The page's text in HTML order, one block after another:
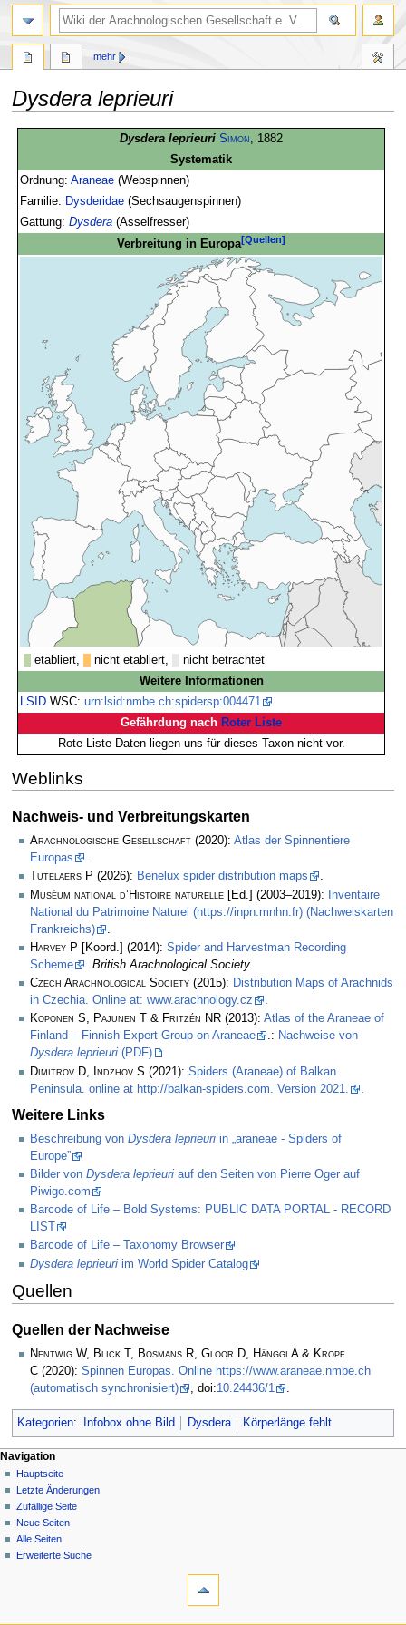
Dysdera leprieuri
springen
springen
Dysdera leprieuri Simon , 1882
Systematik
Ordnung:Araneae (Webspinnen)
Familie: Dysderidae (Sechsaugenspinnen)
Gattung:Dysdera (Asselfresser)
Verbreitung in Europa[Quellen]
etabliert, nicht etabliert,
nicht betrachtet
Weitere Informationen
LSID WSC:urn:lsid:nmbe.ch:spidersp:004471
Gefährdung nach Roter Liste
Rote Liste-Daten liegen uns für dieses Taxon nicht vor.
Weblinks
Nachweis- und Verbreitungskarten
Arachnologische Gesellschaft (2020): Atlas der Spinnentiere
Europas
.
Tutelaers P (2026): Benelux spider distribution maps
.
Muséum national d’Histoire naturelle [Ed.] (2003–2019):
Inventaire
National du Patrimoine Naturel (https://inpn.mnhn.fr) (Nachweiskarten
Frankreichs)
Harvey P [Koord.] (2014): Spider and Harvestman Recording
Scheme
. British Arachnological Society.
Czech Arachnological Society (2015): Distribution Maps of Arachnids
in Czechia. Online at: www.arachnology.cz
.
Koponen S, Pajunen T & Fritzén NR (2013): Atlas of the Araneae of
Finland – Finnish Expert Group on Araneae
.: Nachweise von
Dysdera leprieuri (PDF)
Dimitrov D, Indzhov S (2021): Spiders (Araneae) of Balkan
Peninsula. online at http://balkan-spiders.com. Version 2021.
Weitere Links
Beschreibung von Dysdera leprieuri in „araneae - Spiders of
Europe”
Bilder von Dysdera leprieuri auf den Seiten von Pierre Oger auf
Piwigo.com
Barcode of Life – Bold Systems: PUBLIC DATA PORTAL - RECORD
LIST
Barcode of Life – Taxonomy Browser
Dysdera leprieuri im World Spider Catalog
Quellen
Quellen der Nachweise
Nentwig W, Blick T, Bosmans R, Gloor D, Hänggi A & Kropf
C (2020): Spinnen Europas. Online https://www.araneae.nmbe.ch
(automatisch synchronisiert)
, doi:10.24436/1 .
Kategorien: Infobox ohne Bild Dysdera Körperlänge fehlt
mehr
Navigation
Hauptseite
Letzte Änderungen
Zufällige Seite
Neue Seiten
Alle Seiten
Erweiterte Suche